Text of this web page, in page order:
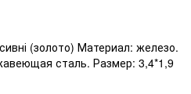
(золото) Материал: железо.
сталь. Размер: 3,4*1,9